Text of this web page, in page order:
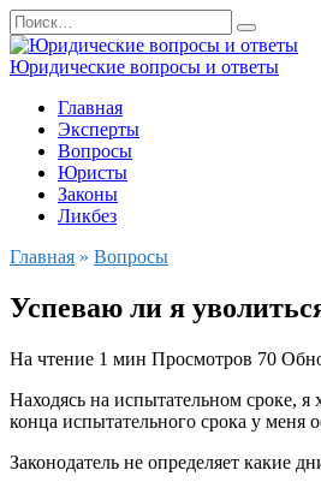
Перейти
к
содержанию
Search
for:
Юридические вопросы и ответы
Главная
Эксперты
Вопросы
Юристы
Законы
Ликбез
Главная » Вопросы
Успеваю ли я
На чтение 1 мин Просмотров 70
Находясь на испытательном сроке,
конца испытательного срока у
Законодатель не определяет какие